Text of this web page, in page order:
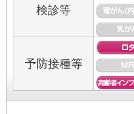
検診等
予防接種等